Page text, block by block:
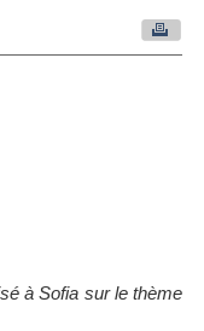
à Sofia sur le thème